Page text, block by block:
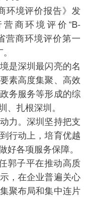
境评价报告》发
商环境评价“B-
营商环境评价第一
深圳最闪亮的名
素高度集聚、高效
务服务等形成的综
扎根深圳。
力。深圳坚持把支
行动上，培育优越
各项服务保障。
子平在推动高质
，在企业普遍关心
聚布局和集中连片